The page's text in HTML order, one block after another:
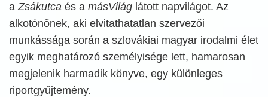
aZsákutca és a másVilág látott napvilágot. Az
alkotónőnek, aki elvitathatatlan szervezői
munkássága során a szlovákiai magyar irodalmi élet
egyik meghatározó személyisége lett, hamarosan
megjelenik harmadik könyve, egy különleges
riportgyűjtemény.